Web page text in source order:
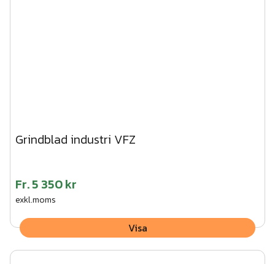
Grindblad industri VFZ
Fr.5 350 kr
exkl.moms
Visa